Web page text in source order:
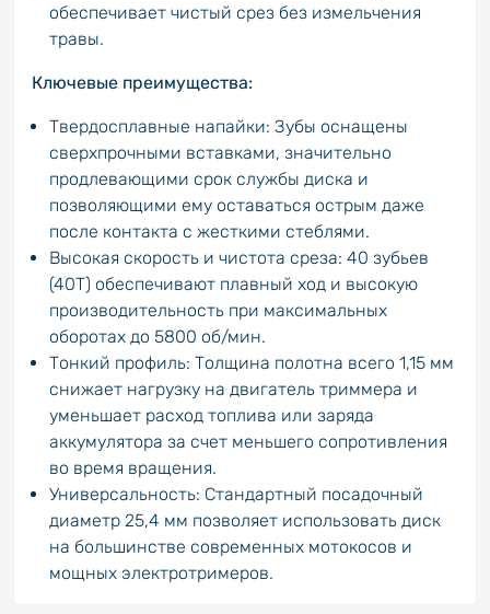
обеспечивает чистый срез без измельчения
травы.
Ключевые преимущества:
Твердосплавные напайки: Зубы оснащены
сверхпрочными вставками, значительно
продлевающими срок службы диска и
позволяющими ему оставаться острым даже
после контакта с жесткими стеблями.
Высокая скорость и чистота среза: 40 зубьев
(40T) обеспечивают плавный ход и высокую
производительность при максимальных
оборотах до 5800 об/мин.
Тонкий профиль: Толщина полотна всего 1,15 мм
снижает нагрузку на двигатель триммера и
уменьшает расход топлива или заряда
аккумулятора за счет меньшего сопротивления
во время вращения.
Универсальность: Стандартный посадочный
диаметр 25,4 мм позволяет использовать диск
на большинстве современных мотокосов и
мощных электротримеров.